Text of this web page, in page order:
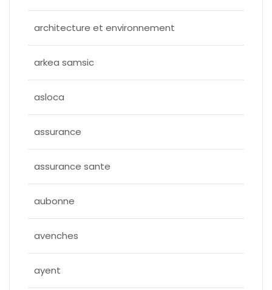
architecture et environnement
arkea samsic
asloca
assurance
assurance sante
aubonne
avenches
ayent